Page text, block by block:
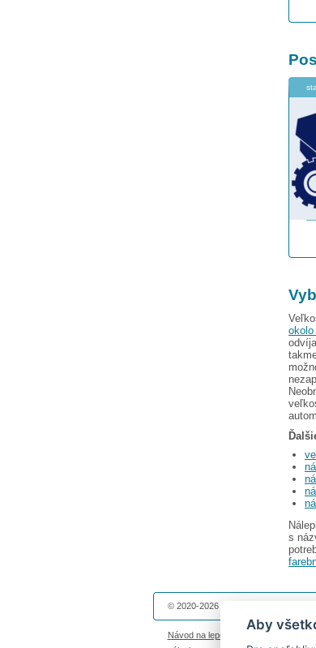
s
© 2020-2026 Dekolepky.sk
Návod na lepenie Životnosť
Aby